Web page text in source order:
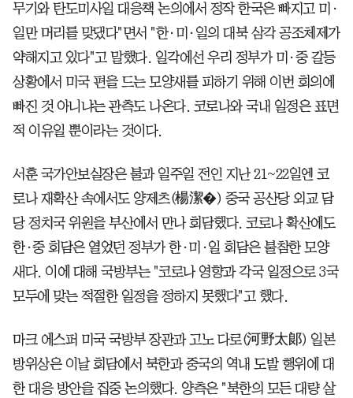
무기와 탄도미사일 대응책 논의에서 정작 한국은 빠지고 미·
일만 머리를 맞댔다"면서 "한·미·일의 대북 삼각 공조체제가
약해지고 있다"고 말했다. 일각에선 우리 정부가 미·중 갈등
상황에서 미국 편을 드는 모양새를 피하기 위해 이번 회의에
빠진 것 아니냐는 관측도 나온다. 코로나와 국내 일정은 표면
적 이유일 뿐이라는 것이다.
서훈 국가안보실장은 불과 일주일 전인 지난 21~22일엔 코
로나 재확산 속에서도 양제츠(楊潔�) 중국 공산당 외교 담
당 정치국 위원을 부산에서 만나 회담했다. 코로나 확산에도
한·중 회담은 열었던 정부가 한·미·일 회담은 불참한 모양
새다. 이에 대해 국방부는 "코로나 영향과 각국 일정으로 3국
모두에 맞는 적절한 일정을 정하지 못했다"고 했다.
마크 에스퍼 미국 국방부 장관과 고노 다로(河野太郞) 일본
방위상은 이날 회담에서 북한과 중국의 역내 도발 행위에 대
한 대응 방안을 집중 논의했다. 양측은 "북한의 모든 대량 살